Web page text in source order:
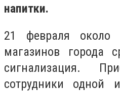
напитки.
21 февраля
магазинов города
сигнализация.
сотрудники одной